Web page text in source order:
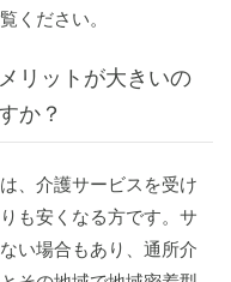
ください。
リットが大きいの
か？
、介護サービスを受け
も安くなる方です。サ
い場合もあり、通所介